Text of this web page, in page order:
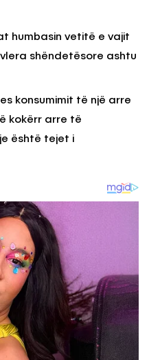
humbasin vetitë e vajit
shëndetësore ashtu
konsumimit të një arre
kokërr arre të
është tejet i